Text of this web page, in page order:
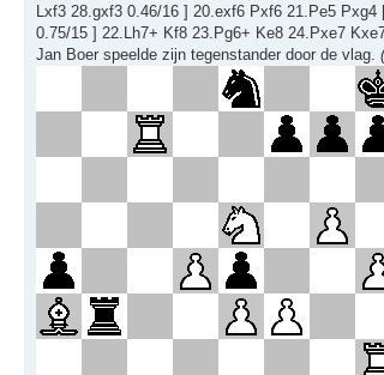
Lxf3 28.gxf3 0.46/16 ] 20.exf6 Pxf6 21.Pe5
0.75/15 ] 22.Lh7+ Kf8 23.Pg6+ Ke8 24.Pxe7
Jan Boer speelde zijn tegenstander door de vlag.